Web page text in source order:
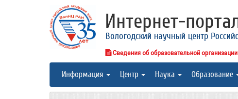
Интернет-
Вологодский научный центр
Сведения об образовательной организации
Информация Центр Наука Образование